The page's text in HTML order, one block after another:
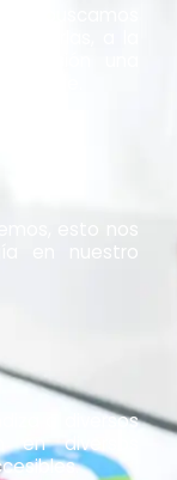
buscamos
a la
una
esto nos
en nuestro
a diversos
en diversos